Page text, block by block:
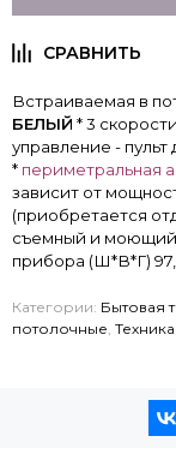
Встраиваемая в
БЕЛЫЙ * 3
управление -
* периметральная
зависит от
(приобретается
съемный и
прибора (Ш*В*Г)
Категории: Бытовая
потолочные,